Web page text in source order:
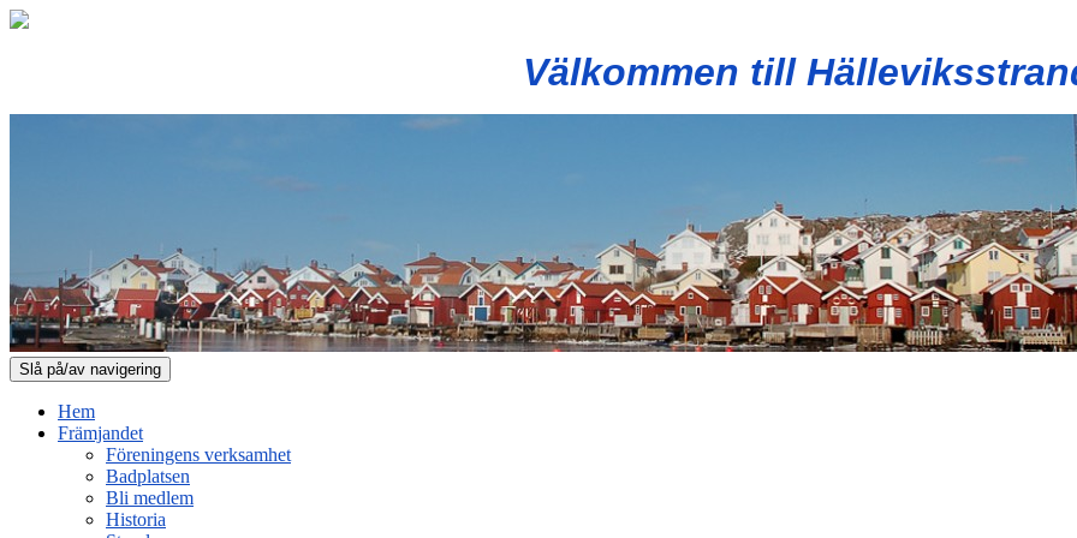
Välkommen till
Slå på/av navigering
Hem
Främjandet
Föreningens verksamhet
Badplatsen
Bli medlem
Historia